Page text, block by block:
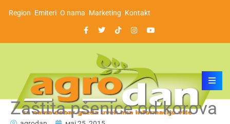
Region Emiteri O nama Marketing Kontakt
Zaštita pšenice od korova